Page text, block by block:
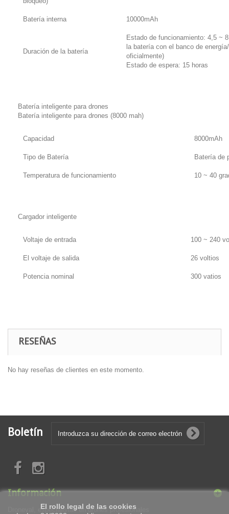
Batería interna 10000mAh
Duración de la batería
Estado de funcionamiento: 4,5 ~
la batería con el banco de
oficialmente)
Estado de espera: 15 horas
Batería inteligente para drones
Batería inteligente para drones (8000 mah)
Capacidad 8000mAh
Tipo de Batería Batería de
Temperatura de funcionamiento 10 ~ 40
Cargador inteligente
Voltaje de entrada 100 ~ 240
El voltaje de salida 26 voltios
Potencia nominal 300 vatios
RESEÑAS
No hay reseñas de clientes en este momento.
Boletín
Información
Droneval, especialistas en drones profesionales
El rollo legal de las cookies